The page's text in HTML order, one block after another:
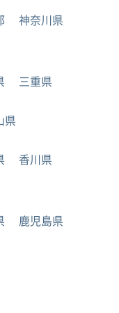
神奈川県
三重県
県
香川県
鹿児島県